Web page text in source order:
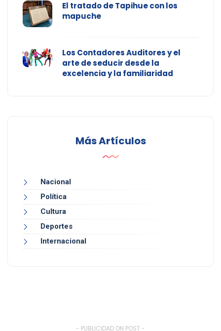
El tratado de Tapihue con los
mapuche
Los Contadores Auditores y el
arte de seducir desde la
excelencia y la familiaridad
Más Artículos
Nacional
Política
Cultura
Deportes
Internacional
- PUBLICIDAD ON POST -